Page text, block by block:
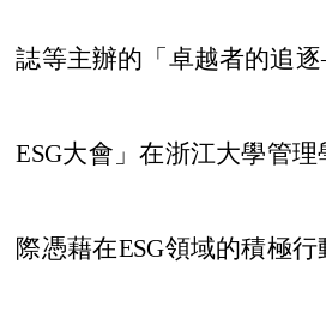
誌等主辦的「卓越者的追逐
ESG大會」在浙江大學管
際憑藉在ESG領域的積極